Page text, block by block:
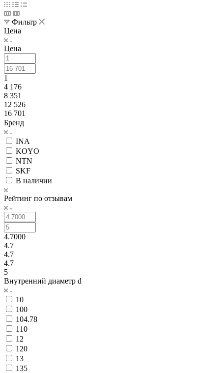
Фильтр
Цена
Цена
1
4 176
8 351
12 526
16 701
Бренд
INA
KOYO
NTN
SKF
В наличии
Рейтинг по отзывам
4.7000
4.7
4.7
4.7
5
Внутренний диаметр d
10
100
104.78
110
12
120
13
135